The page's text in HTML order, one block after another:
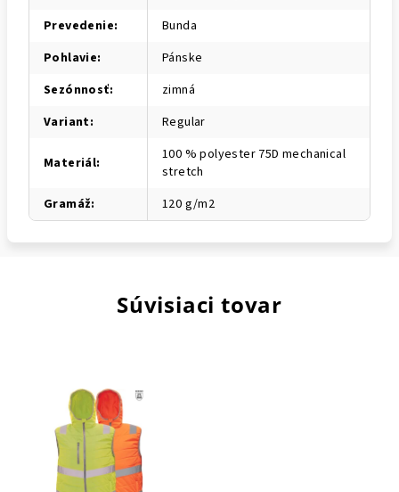
Prevedenie:
Bunda
Pohlavie:
Pánske
Sezónnosť:
zimná
Variant: Regular
Materiál:
100 % polyester 75D mechanical
stretch
Gramáž: 120 g/m2
Súvisiaci tovar